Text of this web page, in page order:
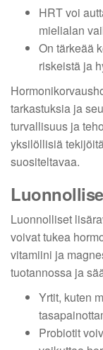
HRT voi
mielialan
On tärkeää
riskeistä ja
tarkastuksia ja
turvallisuus ja
yksilöllisiä
suositeltavaa.
Luonnolliset
voivat tukea
vitamiini ja
tuotannossa ja
Yrtit, kuten
Probiotit